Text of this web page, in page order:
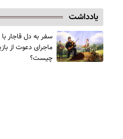
یادداشت
سفر به دل قاجار
ماجرای دعوت از
چیست؟